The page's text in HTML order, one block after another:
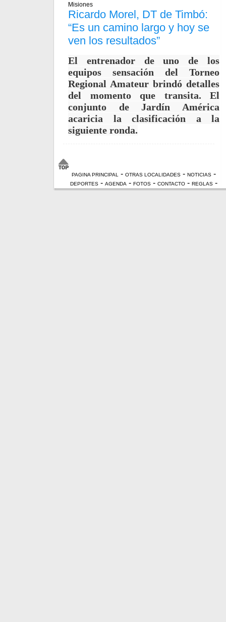
Misiones
Ricardo Morel, DT de Timbó:
“Es un camino largo y hoy se
ven los resultados”
El entrenador de uno de los
equipos sensación del Torneo
Regional Amateur brindó detalles
del momento que transita. El
conjunto de Jardín América
acaricia la clasificación a la
siguiente ronda.
PAGINA PRINCIPAL - OTRAS LOCALIDADES - NOTICIAS -
DEPORTES - AGENDA - FOTOS - CONTACTO - REGLAS -